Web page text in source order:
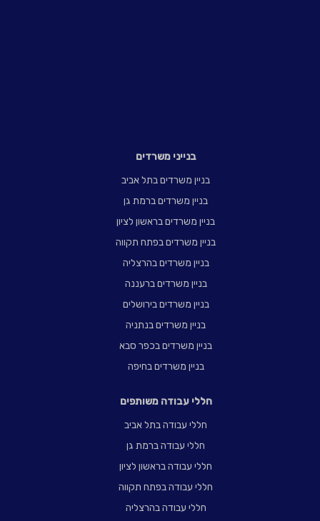
בנייני משרדים
בניין משרדים בתל אביב
בניין משרדים ברמת גן
בניין משרדים בראשון לציון
בניין משרדים בפתח תקווה
בניין משרדים בהרצליה
בניין משרדים ברעננה
בניין משרדים בירושלים
בניין משרדים בנתניה
בניין משרדים בכפר סבא
בניין משרדים בחיפה
חללי עבודה משותפים
חללי עבודה בתל אביב
חללי עבודה ברמת גן
חללי עבודה בראשון לציון
חללי עבודה בפתח תקווה
חללי עבודה בהרצליה